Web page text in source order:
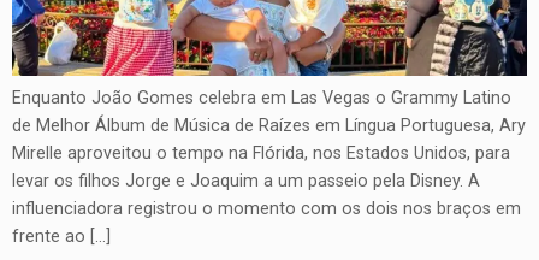
Enquanto João Gomes celebra em Las Vegas o Grammy Latino
de Melhor Álbum de Música de Raízes em Língua Portuguesa, Ary
Mirelle aproveitou o tempo na Flórida, nos Estados Unidos, para
levar os filhos Jorge e Joaquim a um passeio pela Disney. A
influenciadora registrou o momento com os dois nos braços em
frente ao […]